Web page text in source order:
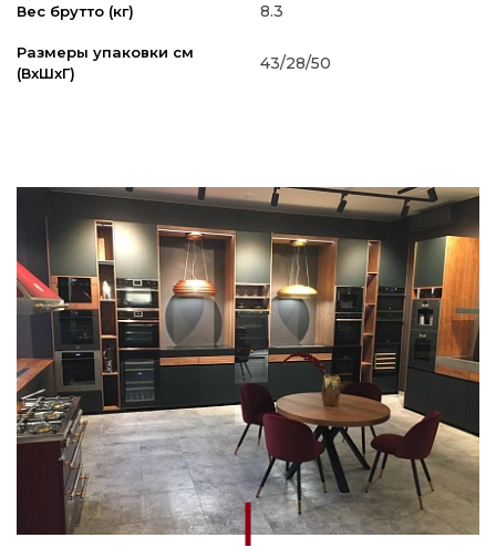
Вес брутто (кг) 8.3
Размеры упаковки см
(ВxШxГ)
43/28/50